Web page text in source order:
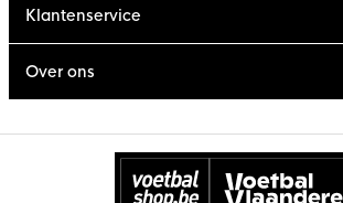
Klantenservice
Over ons